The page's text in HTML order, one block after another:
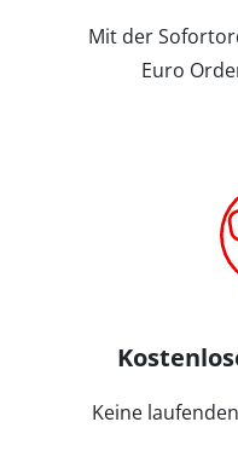
Mit der
Euro
Keine